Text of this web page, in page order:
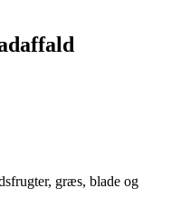
græs, blade og